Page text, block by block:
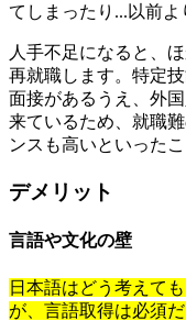
てしまったり...以前
人手不足になると、
再就職します。特定
面接があるうえ、外
来ているため、就職
ンスも高いといった
デメリット
言語や文化の壁
日本語はどう考えて
が、言語取得は必須